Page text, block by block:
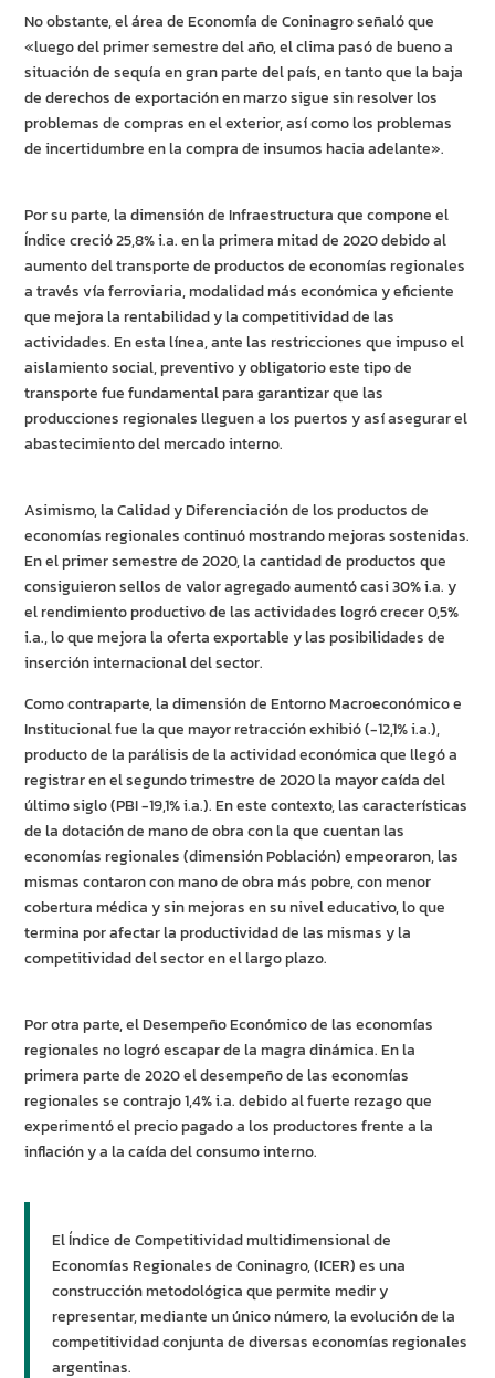
No obstante, el área de Economía de Coninagro señaló que
«luego del primer semestre del año, el clima pasó de bueno a
situación de sequía en gran parte del país, en tanto que la baja
de derechos de exportación en marzo sigue sin resolver los
problemas de compras en el exterior, así como los problemas
de incertidumbre en la compra de insumos hacia adelante».
Por su parte, la dimensión de Infraestructura que compone el
Índice creció 25,8% i.a. en la primera mitad de 2020 debido al
aumento del transporte de productos de economías regionales
a través vía ferroviaria, modalidad más económica y eficiente
que mejora la rentabilidad y la competitividad de las
actividades. En esta línea, ante las restricciones que impuso el
aislamiento social, preventivo y obligatorio este tipo de
transporte fue fundamental para garantizar que las
producciones regionales lleguen a los puertos y así asegurar el
abastecimiento del mercado interno.
Asimismo, la Calidad y Diferenciación de los productos de
economías regionales continuó mostrando mejoras sostenidas.
En el primer semestre de 2020, la cantidad de productos que
consiguieron sellos de valor agregado aumentó casi 30% i.a. y
el rendimiento productivo de las actividades logró crecer 0,5%
i.a., lo que mejora la oferta exportable y las posibilidades de
inserción internacional del sector.
Como contraparte, la dimensión de Entorno Macroeconómico e
Institucional fue la que mayor retracción exhibió (-12,1% i.a.),
producto de la parálisis de la actividad económica que llegó a
registrar en el segundo trimestre de 2020 la mayor caída del
último siglo (PBI -19,1% i.a.). En este contexto, las características
de la dotación de mano de obra con la que cuentan las
economías regionales (dimensión Población) empeoraron, las
mismas contaron con mano de obra más pobre, con menor
cobertura médica y sin mejoras en su nivel educativo, lo que
termina por afectar la productividad de las mismas y la
competitividad del sector en el largo plazo.
Por otra parte, el Desempeño Económico de las economías
regionales no logró escapar de la magra dinámica. En la
primera parte de 2020 el desempeño de las economías
regionales se contrajo 1,4% i.a. debido al fuerte rezago que
experimentó el precio pagado a los productores frente a la
inflación y a la caída del consumo interno.
El Índice de Competitividad multidimensional de
Economías Regionales de Coninagro, (ICER) es una
construcción metodológica que permite medir y
representar, mediante un único número, la evolución de la
competitividad conjunta de diversas economías regionales
argentinas.